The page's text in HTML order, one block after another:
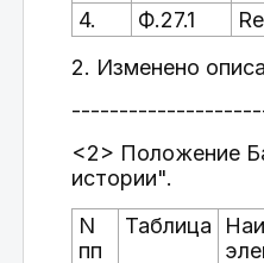
4.
Ф.27.1
2. Изменено
<2> Положение
истории".
N
пп
Таблица